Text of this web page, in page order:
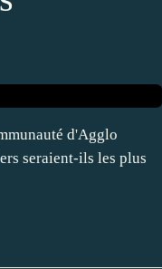
d'Agglo
seraient-ils les plus